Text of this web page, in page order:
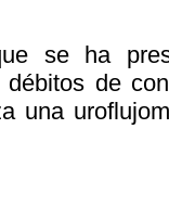
se ha
de
una